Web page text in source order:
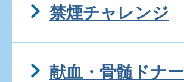
禁煙チャレンジ
献血・骨髄ドナー